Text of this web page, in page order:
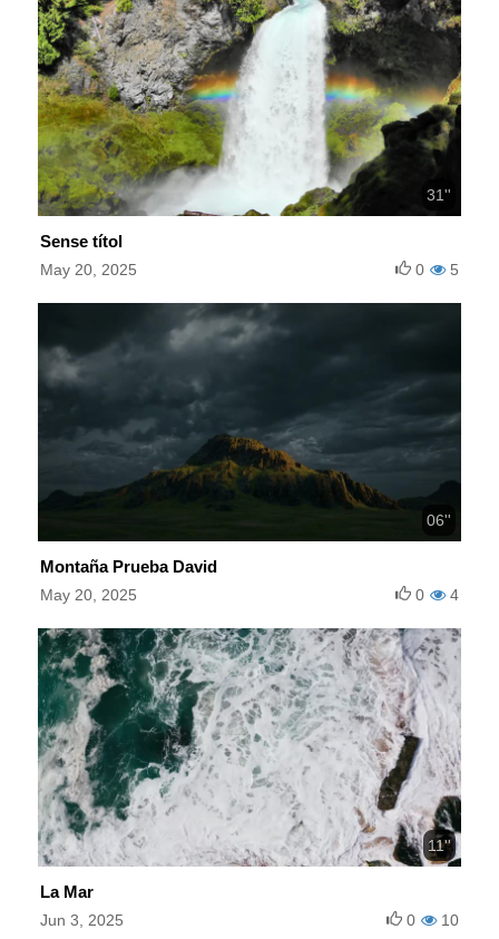
31''
Sense títol
May 20, 2025 5
0
06''
Montaña Prueba David
May 20, 2025 4
0
11''
La Mar
Jun 3, 2025 10
0